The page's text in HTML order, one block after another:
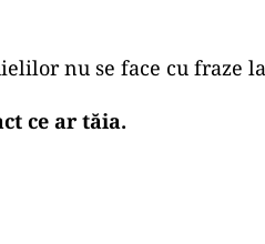
nu se face cu fraze
ce ar tăia.